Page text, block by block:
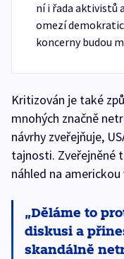
ní i řada aktivistů
omezí
koncerny budou
Kritizován je také
mnohých značně
návrhy zveřejňuje,
tajnosti. Zveřejněné
náhled na
Děláme to
diskusi a
skandálně